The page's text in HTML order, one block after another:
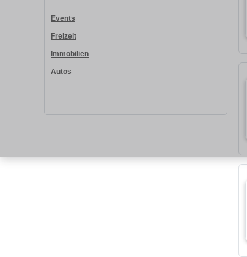
Events
Freizeit
Immobilien
Autos